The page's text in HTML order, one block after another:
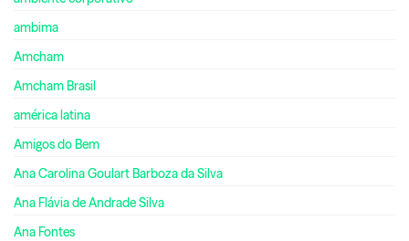
ambima
Amcham
Amcham Brasil
américa latina
Amigos do Bem
Ana Carolina Goulart Barboza da Silva
Ana Flávia de Andrade Silva
Ana Fontes